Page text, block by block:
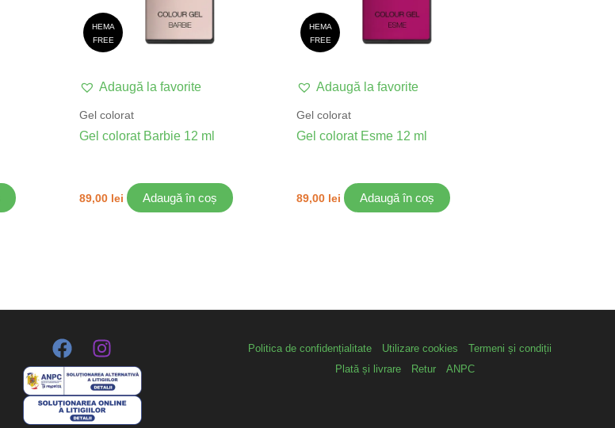
HEMA
FREE
Adaugă la favorite
Gel colorat
Gel colorat Barbie 12 ml
89,00 lei Adaugă în coș
HEMA
FREE
Adaugă la favorite
Gel colorat
Gel colorat Esme 12 ml
89,00 lei Adaugă în coș
Politica de confidențialitate Utilizare cookies
Termeni și condiții
Plată și livrare
Retur ANPC